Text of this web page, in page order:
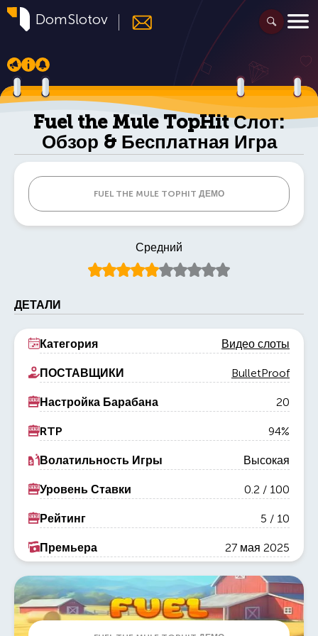
DomSlotov
Fuel the Mule TopHit Слот:
Обзор & Бесплатная Игра
FUEL THE MULE TOPHIT ДЕМО
Средний
ДЕТАЛИ
Категория Видео слоты
ПОСТАВЩИКИ BulletProof
Настройка Барабана 20
RTP 94%
Волатильность Игры Высокая
Уровень Ставки 0.2 / 100
Рейтинг 5 / 10
Премьера 27 мая 2025